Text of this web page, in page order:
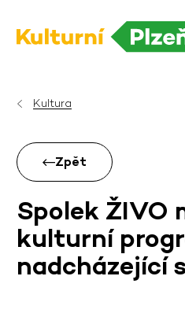
Kultura
Zpět
Spolek ŽIVO
kulturní
nadcházející